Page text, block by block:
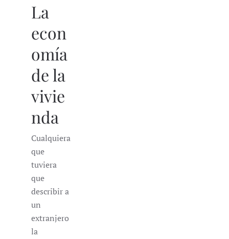
La
econ
omía
de la
vivie
nda
Cualquiera
que
tuviera
que
describir a
un
extranjero
la